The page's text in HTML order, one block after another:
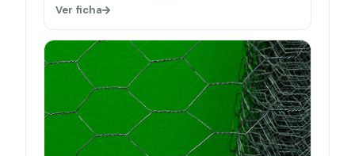
Ver ficha